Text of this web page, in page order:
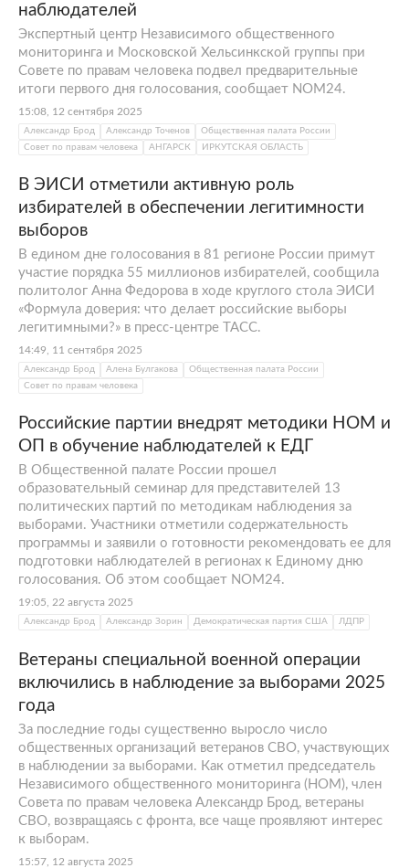
наблюдателей
Экспертный центр Независимого общественного
мониторинга и Московской Хельсинкской группы при
Совете по правам человека подвел предварительные
итоги первого дня голосования, сообщает NOM24.
15:08, 12 сентября 2025
Александр Брод Александр Точенов
Общественная палата России
Совет по правам человека
АНГАРСК ИРКУТСКАЯ ОБЛАСТЬ
В ЭИСИ отметили активную роль
избирателей в обеспечении легитимности
выборов
В едином дне голосования в 81 регионе России примут
участие порядка 55 миллионов избирателей, сообщила
политолог Анна Федорова в ходе круглого стола ЭИСИ
«Формула доверия: что делает российские выборы
легитимными?» в пресс-центре ТАСС.
14:49, 11 сентября 2025
Александр Брод Алена Булгакова
Общественная палата России
Совет по правам человека
Российские партии внедрят методики НОМ и
ОП в обучение наблюдателей к ЕДГ
В Общественной палате России прошел
образовательный семинар для представителей 13
политических партий по методикам наблюдения за
выборами. Участники отметили содержательность
программы и заявили о готовности рекомендовать ее для
подготовки наблюдателей в регионах к Единому дню
голосования. Об этом сообщает NOM24.
19:05, 22 августа 2025
Александр Брод Александр Зорин Демократическая партия США ЛДПР
Ветераны специальной военной операции
включились в наблюдение за выборами 2025
года
За последние годы существенно выросло число
общественных организаций ветеранов СВО, участвующих
в наблюдении за выборами. Как отметил председатель
Независимого общественного мониторинга (НОМ), член
Совета по правам человека Александр Брод, ветераны
СВО, возвращаясь с фронта, все чаще проявляют интерес
к выборам.
15:57, 12 августа 2025